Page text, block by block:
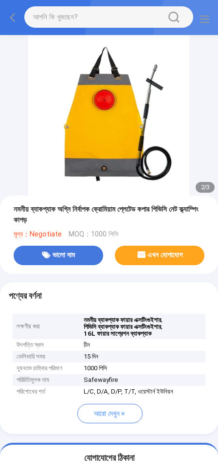
2/3
নমনীয় ব্যাকপ্যাক অগ্নি নির্বাপক ক্রোমিয়াম প্লেটেড কপার পিভিসি নেট ক্ল্যাম্পিং
কাপড়
মূল্য：Negotiate MOQ：1000 পিসি
ভালো দাম এখন যোগাযোগ
পণ্যের বর্ণনা
লক্ষণীয় করা
নমনীয় ব্যাকপ্যাক ফায়ার এক্সটিংগুইশার,
পিভিসি ব্যাকপ্যাক ফায়ার এক্সটিংগুইশার,
16L ফায়ার সাপ্রেশন ব্যাকপ্যাক
উৎপত্তি স্থল
চীন
ডেলিভারি সময়
15 দিন
ন্যূনতম চাহিদার পরিমাণ
1000 পিসি
পরিচিতিমুলক নাম
Safewayfire
পরিশোধের শর্ত
L/C, D/A, D/P, T/T, ওয়েস্টার্ন ইউনিয়ন
আরো দেখুন
যোগাযোগের ঠিকানা